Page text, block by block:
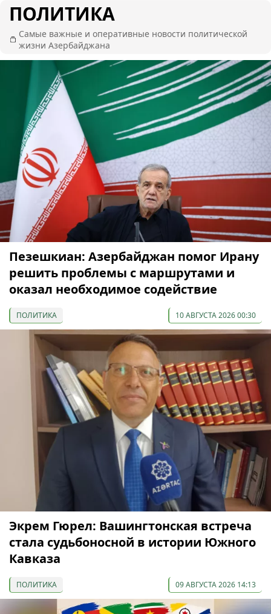
ПОЛИТИКА
Самые важные и оперативные новости политической
жизни Азербайджана
Пезешкиан: Азербайджан помог Ирану
решить проблемы с маршрутами и
оказал необходимое содействие
ПОЛИТИКА 10 АВГУСТА 2026 00:30
Экрем Гюрел: Вашингтонская встреча
стала судьбоносной в истории Южного
Кавказа
ПОЛИТИКА 09 АВГУСТА 2026 14:13